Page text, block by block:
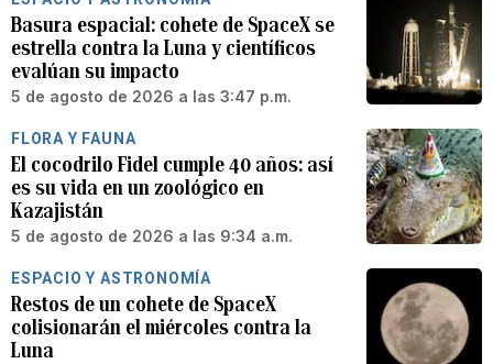
Basura espacial: cohete de SpaceX se
estrella contra la Luna y científicos
evalúan su impacto
5 de agosto de 2026 a las 3:47 p.m.
FLORA Y FAUNA
El cocodrilo Fidel cumple 40 años: así
es su vida en un zoológico en
Kazajistán
5 de agosto de 2026 a las 9:34 a.m.
ESPACIO Y ASTRONOMÍA
Restos de un cohete de SpaceX
colisionarán el miércoles contra la
Luna